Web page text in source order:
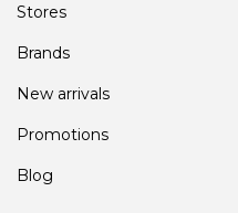
Stores
Brands
New arrivals
Promotions
Blog